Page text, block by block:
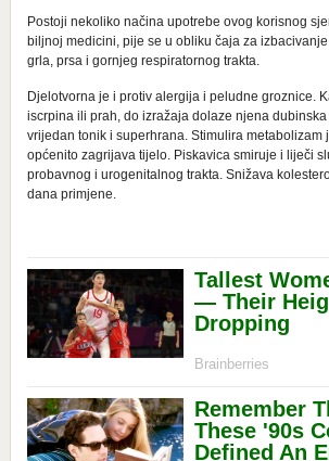
Postoji nekoliko načina upotrebe ovog korisnog
biljnoj medicini, pije se u obliku čaja za
grla, prsa i gornjeg respiratornog trakta.
Djelotvorna je i protiv alergija i peludne groznice.
iscrpina ili prah, do izražaja dolaze njena
vrijedan tonik i superhrana. Stimulira metabolizam
općenito zagrijava tijelo. Piskavica smiruje i liječi
probavnog i urogenitalnog trakta. Snižava
dana primjene.